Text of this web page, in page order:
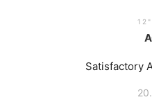
Satisfactory